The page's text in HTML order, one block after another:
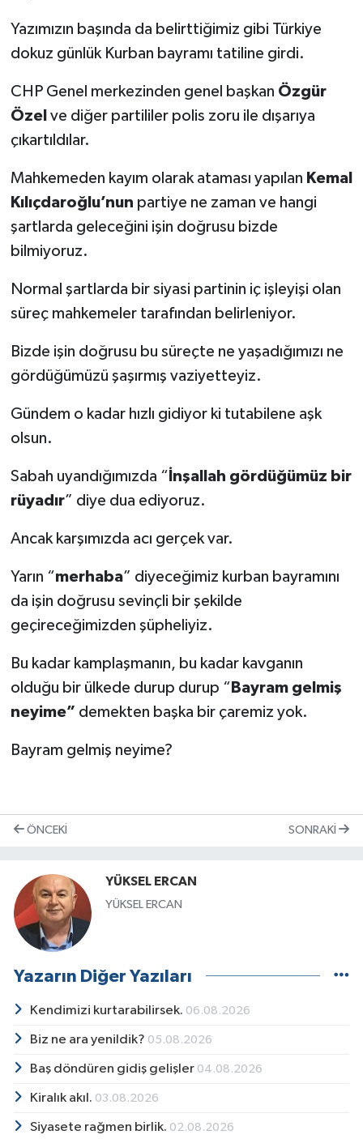
Yazımızın başında da belirttiğimiz gibi Türkiye
dokuz günlük Kurban bayramı tatiline girdi.
CHP Genel merkezinden genel başkan Özgür
Özel ve diğer partililer polis zoru ile dışarıya
çıkartıldılar.
Mahkemeden kayım olarak ataması yapılan Kemal
Kılıçdaroğlu’nun partiye ne zaman ve hangi
şartlarda geleceğini işin doğrusu bizde
bilmiyoruz.
Normal şartlarda bir siyasi partinin iç işleyişi olan
süreç mahkemeler tarafından belirleniyor.
Bizde işin doğrusu bu süreçte ne yaşadığımızı ne
gördüğümüzü şaşırmış vaziyetteyiz.
Gündem o kadar hızlı gidiyor ki tutabilene aşk
olsun.
Sabah uyandığımızda “ İnşallah gördüğümüz bir
rüyadır” diye dua ediyoruz.
Ancak karşımızda acı gerçek var.
Yarın “merhaba” diyeceğimiz kurban bayramını
da işin doğrusu sevinçli bir şekilde
geçireceğimizden şüpheliyiz.
Bu kadar kamplaşmanın, bu kadar kavganın
olduğu bir ülkede durup durup “ Bayram gelmiş
neyime” demekten başka bir çaremiz yok.
Bayram gelmiş neyime?
ÖNCEKI SONRAKI
YÜKSEL ERCAN
YÜKSEL ERCAN
Yazarın Diğer Yazıları
Kendimizi kurtarabilirsek. 06.08.2026
Biz ne ara yenildik? 05.08.2026
Baş döndüren gidiş gelişler 04.08.2026
Kiralık akıl. 03.08.2026
Siyasete rağmen birlik. 02.08.2026